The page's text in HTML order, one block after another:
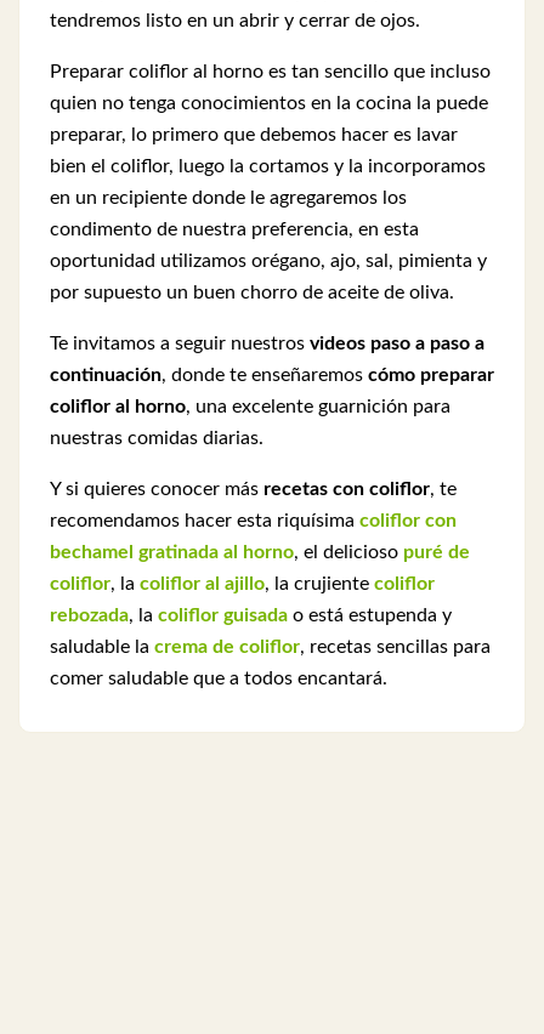
tendremos listo en un abrir y cerrar de ojos.
Preparar coliflor al horno es tan sencillo que incluso
quien no tenga conocimientos en la cocina la puede
preparar, lo primero que debemos hacer es lavar
bien el coliflor, luego la cortamos y la incorporamos
en un recipiente donde le agregaremos los
condimento de nuestra preferencia, en esta
oportunidad utilizamos orégano, ajo, sal, pimienta y
por supuesto un buen chorro de aceite de oliva.
Te invitamos a seguir nuestros videos paso a paso a
continuación, donde te enseñaremos cómo preparar
coliflor al horno, una excelente guarnición para
nuestras comidas diarias.
Y si quieres conocer más recetas con coliflor, te
recomendamos hacer esta riquísima coliflor con
bechamel gratinada al horno, el delicioso puré de
coliflor, la coliflor al ajillo, la crujiente coliflor
rebozada, la coliflor guisada o está estupenda y
saludable la crema de coliflor, recetas sencillas para
comer saludable que a todos encantará.